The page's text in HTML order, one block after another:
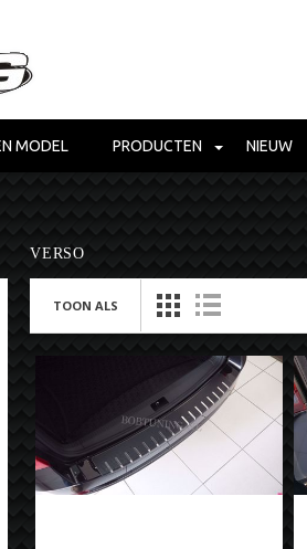
MODEL PRODUCTEN NIEUW
VERSO
TOON ALS